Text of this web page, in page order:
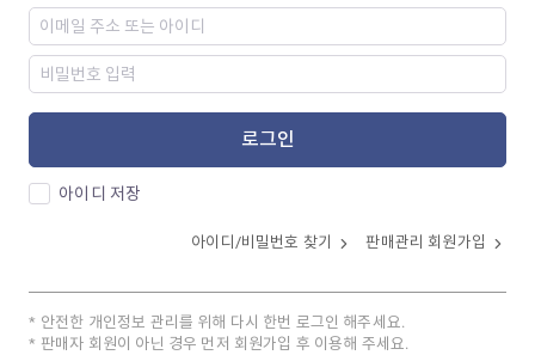
로그인
아이디 저장
아이디/비밀번호 찾기 판매관리 회원가입
안전한 개인정보 관리를 위해 다시 한번 로그인 해주세요.
판매자 회원이 아닌 경우 먼저 회원가입 후 이용해 주세요.